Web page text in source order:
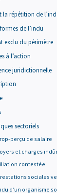
la répétition de
de l’indu
exclu du périmètre
à l’action
juridictionnelle
sectoriels
perçu de salaire
et charges
contestée
sociales
d’un organisme